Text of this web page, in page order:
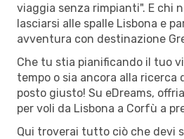
viaggia senza rimpianti". E chi
lasciarsi alle spalle Lisbona e
avventura con destinazione
Che tu stia pianificando il tuo
tempo o sia ancora alla ricerca
posto giusto! Su eDreams,
per voli da Lisbona a Corfù a
Qui troverai tutto ciò che devi